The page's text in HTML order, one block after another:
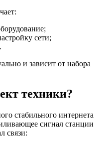
сети;
и зависит от набора
техники?
стабильного интернета
сигнал станции
связи: